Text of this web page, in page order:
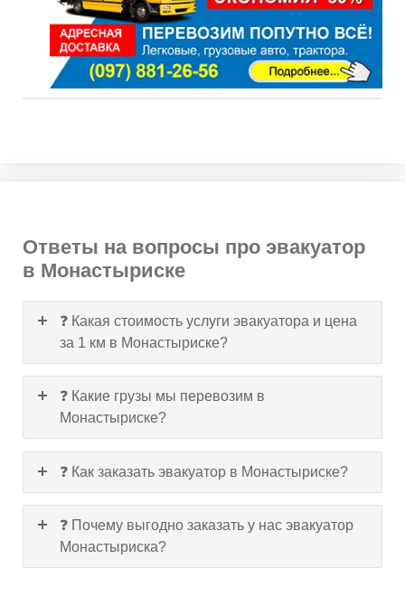
Ответы на вопросы про эвакуатор
в Монастыриске
❓ Какая стоимость услуги эвакуатора и цена
за 1 км в Монастыриске?
❓ Какие грузы мы перевозим в
Монастыриске?
❓ Как заказать эвакуатор в Монастыриске?
❓ Почему выгодно заказать у нас эвакуатор
Монастыриска?